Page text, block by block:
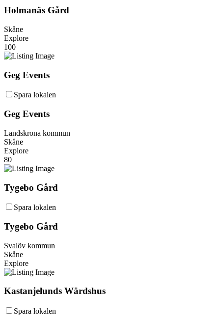
Holmanäs Gård
Skåne
Explore
100
Geg Events
Spara lokalen
Geg Events
Landskrona kommun
Skåne
Explore
80
Tygebo Gård
Spara lokalen
Tygebo Gård
Svalöv kommun
Skåne
Explore
Kastanjelunds Wärdshus
Spara lokalen